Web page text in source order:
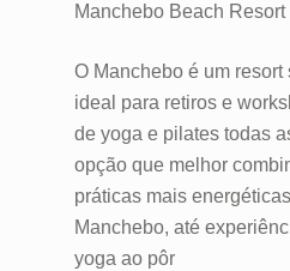
Manchebo Beach
O Manchebo é um
ideal para retiros e
de yoga e pilates todas
opção que melhor
práticas mais
Manchebo, até
yoga ao pôr